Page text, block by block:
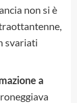
non si è
svariati
a